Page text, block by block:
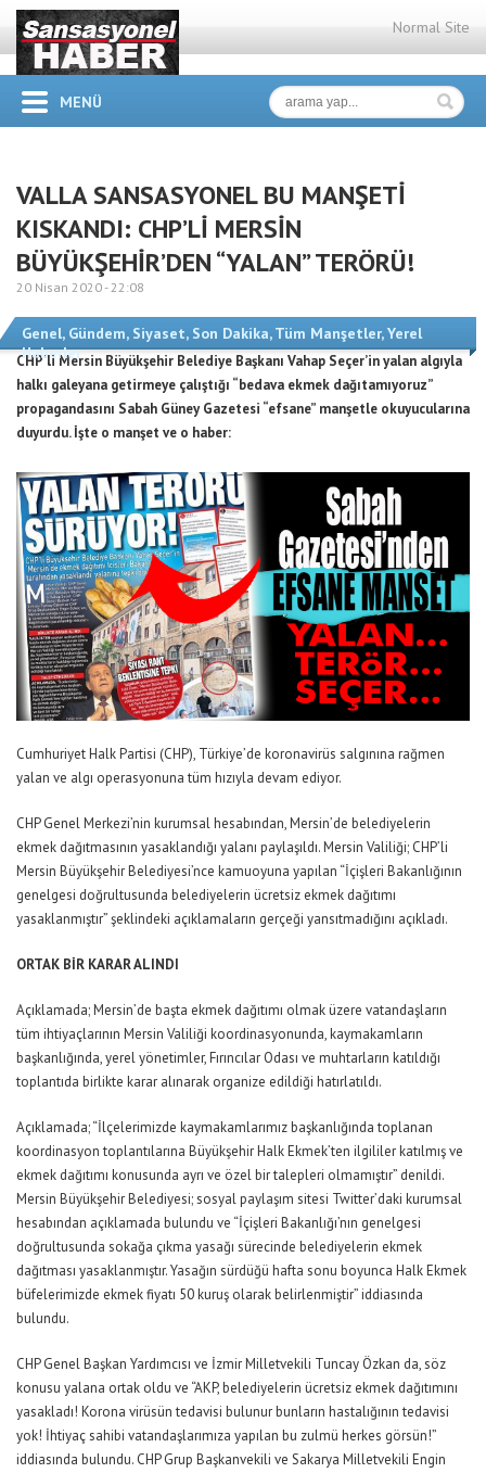
Normal Site
MENÜ
VALLA SANSASYONEL BU MANŞETİ
KISKANDI: CHP’Lİ MERSİN
BÜYÜKŞEHİR’DEN “YALAN” TERÖRÜ!
20 Nisan 2020 -22:08
Genel, Gündem, Siyaset, Son Dakika,Tüm Manşetler,Yerel
Haberler
CHP’li Mersin Büyükşehir Belediye Başkanı Vahap Seçer’in yalan algıyla
halkı galeyana getirmeye çalıştığı “bedava ekmek dağıtamıyoruz”
propagandasını Sabah Güney Gazetesi “efsane” manşetle okuyucularına
duyurdu. İşte o manşet ve o haber:
Cumhuriyet Halk Partisi (CHP), Türkiye’de koronavirüs salgınına rağmen
yalan ve algı operasyonuna tüm hızıyla devam ediyor.
CHP Genel Merkezi’nin kurumsal hesabından, Mersin’de belediyelerin
ekmek dağıtmasının yasaklandığı yalanı paylaşıldı. Mersin Valiliği; CHP’li
Mersin Büyükşehir Belediyesi’nce kamuoyuna yapılan “İçişleri Bakanlığının
genelgesi doğrultusunda belediyelerin ücretsiz ekmek dağıtımı
yasaklanmıştır” şeklindeki açıklamaların gerçeği yansıtmadığını açıkladı.
ORTAK BİR KARAR ALINDI
Açıklamada; Mersin’de başta ekmek dağıtımı olmak üzere vatandaşların
tüm ihtiyaçlarının Mersin Valiliği koordinasyonunda, kaymakamların
başkanlığında, yerel yönetimler, Fırıncılar Odası ve muhtarların katıldığı
toplantıda birlikte karar alınarak organize edildiği hatırlatıldı.
Açıklamada; “İlçelerimizde kaymakamlarımız başkanlığında toplanan
koordinasyon toplantılarına Büyükşehir Halk Ekmek’ten ilgililer katılmış ve
ekmek dağıtımı konusunda ayrı ve özel bir talepleri olmamıştır” denildi.
Mersin Büyükşehir Belediyesi; sosyal paylaşım sitesi Twitter’daki kurumsal
hesabından açıklamada bulundu ve “İçişleri Bakanlığı’nın genelgesi
doğrultusunda sokağa çıkma yasağı sürecinde belediyelerin ekmek
dağıtması yasaklanmıştır. Yasağın sürdüğü hafta sonu boyunca Halk Ekmek
büfelerimizde ekmek fiyatı 50 kuruş olarak belirlenmiştir” iddiasında
bulundu.
CHP Genel Başkan Yardımcısı ve İzmir Milletvekili Tuncay Özkan da, söz
konusu yalana ortak oldu ve “AKP, belediyelerin ücretsiz ekmek dağıtımını
yasakladı! Korona virüsün tedavisi bulunur bunların hastalığının tedavisi
yok! İhtiyaç sahibi vatandaşlarımıza yapılan bu zulmü herkes görsün!”
iddiasında bulundu. CHP Grup Başkanvekili ve Sakarya Milletvekili Engin